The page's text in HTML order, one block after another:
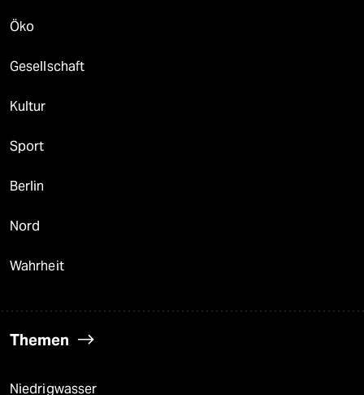
Öko
Gesellschaft
Kultur
Sport
Berlin
Nord
Wahrheit
Themen
Niedrigwasser